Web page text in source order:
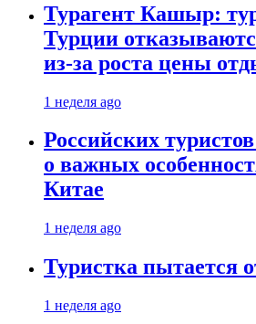
Турагент Кашыр:
Турции
из-за роста цены
1 неделя ago
Российских
о важных
Китае
1 неделя ago
Туристка пытается
1 неделя ago